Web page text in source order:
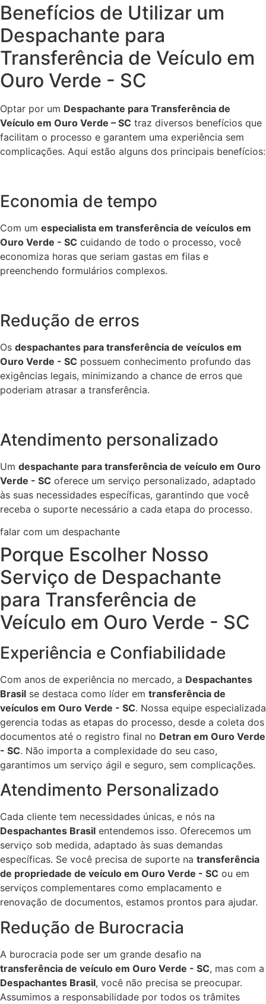
Benefícios de Utilizar um
Despachante para
Transferência de Veículo em
Ouro Verde - SC
Optar por um Despachante para Transferência de
Veículo em Ouro Verde – SC traz diversos benefícios que
facilitam o processo e garantem uma experiência sem
complicações. Aqui estão alguns dos principais benefícios:
Economia de tempo
Com um especialista em transferência de veículos em
Ouro Verde - SC cuidando de todo o processo, você
economiza horas que seriam gastas em filas e
preenchendo formulários complexos.
Redução de erros
Os despachantes para transferência de veículos em
Ouro Verde - SC possuem conhecimento profundo das
exigências legais, minimizando a chance de erros que
poderiam atrasar a transferência.
Atendimento personalizado
Um despachante para transferência de veículo em Ouro
Verde - SC oferece um serviço personalizado, adaptado
às suas necessidades específicas, garantindo que você
receba o suporte necessário a cada etapa do processo.
falar com um despachante
Porque Escolher Nosso
Serviço de Despachante
para Transferência de
Veículo em Ouro Verde - SC
Experiência e Confiabilidade
Com anos de experiência no mercado, a Despachantes
Brasil se destaca como líder em transferência de
veículos em Ouro Verde - SC. Nossa equipe especializada
gerencia todas as etapas do processo, desde a coleta dos
documentos até o registro final no Detran em Ouro Verde
- SC. Não importa a complexidade do seu caso,
garantimos um serviço ágil e seguro, sem complicações.
Atendimento Personalizado
Cada cliente tem necessidades únicas, e nós na
Despachantes Brasil entendemos isso. Oferecemos um
serviço sob medida, adaptado às suas demandas
específicas. Se você precisa de suporte na transferência
de propriedade de veículo em Ouro Verde - SC ou em
serviços complementares como emplacamento e
renovação de documentos, estamos prontos para ajudar.
Redução de Burocracia
A burocracia pode ser um grande desafio na
transferência de veículo em Ouro Verde - SC, mas com a
Despachantes Brasil, você não precisa se preocupar.
Assumimos a responsabilidade por todos os trâmites